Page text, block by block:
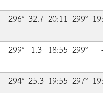
296° 32.7 20:11 299°
299° 1.3 18:55 299°
-
294° 25.3 19:55 297°